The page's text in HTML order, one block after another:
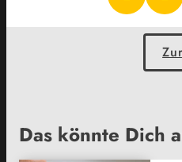
Das könnte Dich